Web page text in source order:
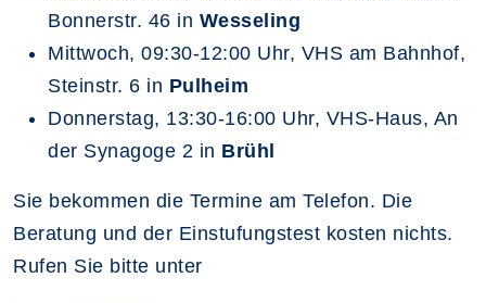
Bonnerstr. 46 in Wesseling
Mittwoch, 09:30-12:00 Uhr, VHS am Bahnhof,
Steinstr. 6 in Pulheim
Donnerstag, 13:30-16:00 Uhr, VHS-Haus, An
der Synagoge 2 in Brühl
Sie bekommen die Termine am Telefon. Die
Beratung und der Einstufungstest kosten nichts.
Rufen Sie bitte unter